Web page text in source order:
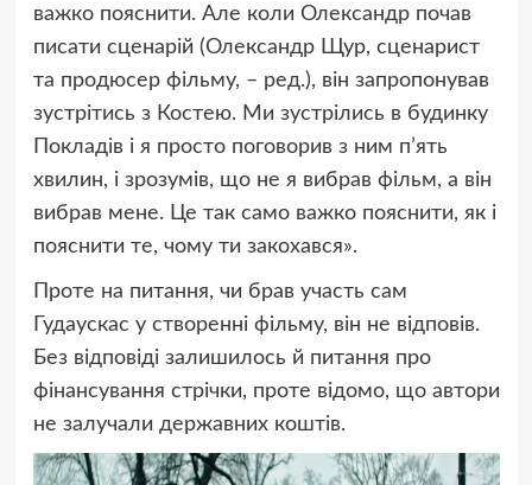
важко пояснити. Але коли Олександр почав
писати сценарій (Олександр Щур, сценарист
та продюсер фільму, – ред.), він запропонував
зустрітись з Костею. Ми зустрілись в будинку
Покладів і я просто поговорив з ним п’ять
хвилин, і зрозумів, що не я вибрав фільм, а він
вибрав мене. Це так само важко пояснити, як і
пояснити те, чому ти закохався».
Проте на питання, чи брав участь сам
Гудаускас у створенні фільму, він не відповів.
Без відповіді залишилось й питання про
фінансування стрічки, проте відомо, що автори
не залучали державних коштів.